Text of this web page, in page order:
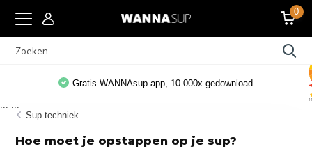
0
Gratis WANNAsup app, 10.000x gedownload
Sup techniek
Hoe moet je opstappen op je sup?
... ...